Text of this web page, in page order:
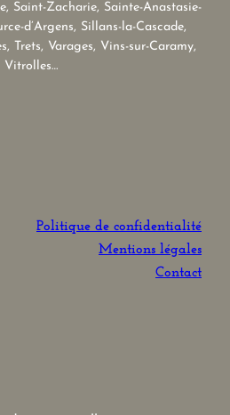
Saint-Zacharie, Sainte-Anastasie-
d’Argens, Sillans-la-Cascade,
Trets, Varages, Vins-sur-Caramy,
Vitrolles…
Politique de confidentialité
Mentions légales
Contact